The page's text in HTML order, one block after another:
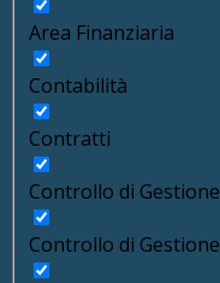
Area Finanziaria
Contabilità
Contratti
Controllo di Gestione
Controllo di Gestione